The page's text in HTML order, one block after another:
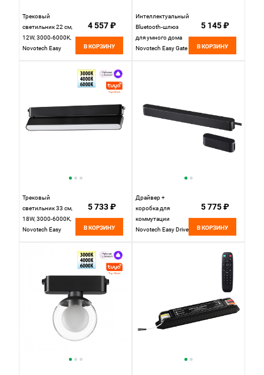
Трековый
светильник 22 см,
12W, 3000-6000K,
Novotech Easy
4 557 ₽
В КОРЗИНУ
Интеллектуальный
Bluetooth-шлюз
для умного дома
Novotech Easy Gate
5 145 ₽
В КОРЗИНУ
Трековый
светильник 33 см,
18W, 3000-6000K,
Novotech Easy
5 733 ₽
В КОРЗИНУ
Драйвер +
коробка для
коммутации
Novotech Easy Drive
5 775 ₽
В КОРЗИНУ